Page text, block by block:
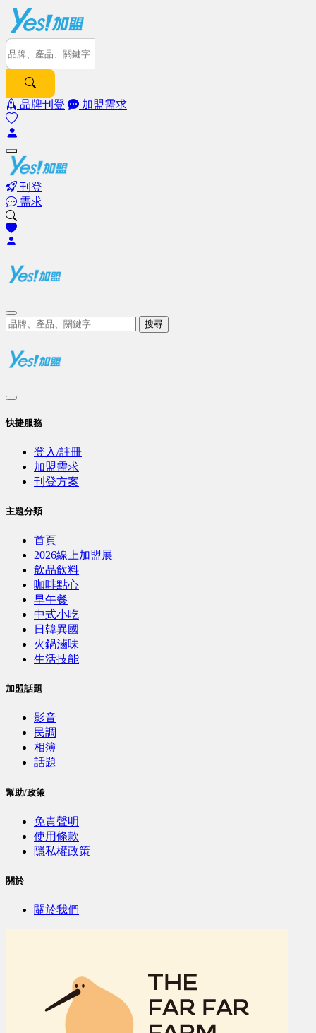
品牌刊登 加盟需求
刊登
需求
搜尋
快捷服務
登入/註冊
加盟需求
刊登方案
主題分類
首頁
2026線上加盟展
飲品飲料
咖啡點心
早午餐
中式小吃
日韓異國
火鍋滷味
生活技能
加盟話題
影音
民調
相簿
話題
幫助/政策
免責聲明
使用條款
隱私權政策
關於
關於我們